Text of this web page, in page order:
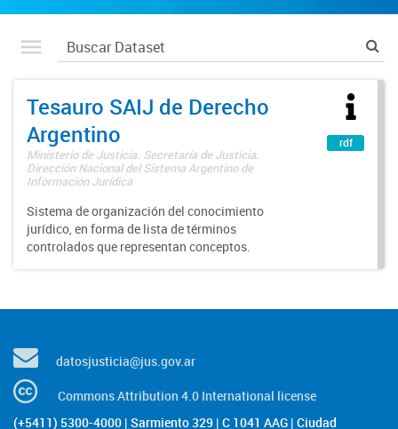
Tesauro SAIJ de Derecho
Argentino
Ministerio de Justicia. Secretaría de Justicia.
Dirección Nacional del Sistema Argentino de
Información Jurídica
Sistema de organización del conocimiento
jurídico, en forma de lista de términos
controlados que representan conceptos.
rdf
datosjusticia@jus.gov.ar
Commons Attribution 4.0 International license
(+5411) 5300-4000 | Sarmiento 329 | C 1041 AAG | Ciudad